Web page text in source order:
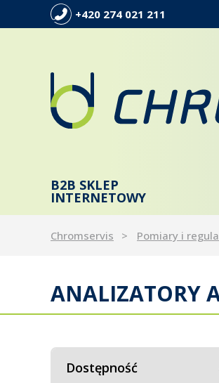
+420 274 021 211
B2B SKLEP
INTERNETOWY
Chromservis Pomiary i
ANALIZATORY
Dostępność